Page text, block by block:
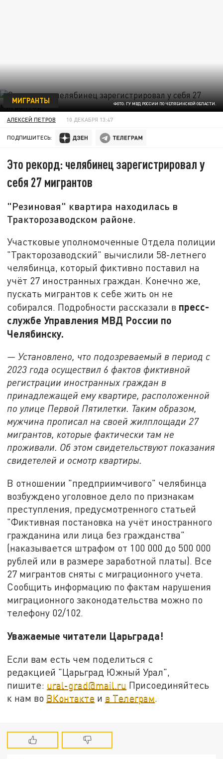
ФОТО: ГУ МВД РОССИИ ПО ЧЕЛЯБИНСКОЙ ОБЛАСТИ.
МИГРАНТЫ
АЛЕКСЕЙ ПЕТРОВ 10 ДЕКАБРЯ 13:47
ПОДПИШИТЕСЬ:
Это рекорд: челябинец зарегистрировал у
себя 27 мигрантов
"Резиновая" квартира находилась в
Тракторозаводском районе.
Участковые уполномоченные Отдела полиции
"Тракторозаводский" вычислили 58-летнего
челябинца, который фиктивно поставил на
учёт 27 иностранных граждан. Конечно же,
пускать мигрантов к себе жить он не
собирался. Подробности рассказали в пресс-
службе Управления МВД России по
Челябинску.
— Установлено, что подозреваемый в период с
2023 года осуществил 6 фактов фиктивной
регистрации иностранных граждан в
принадлежащей ему квартире, расположенной
по улице Первой Пятилетки. Таким образом,
мужчина прописал на своей жилплощади 27
мигрантов, которые фактически там не
проживали. Об этом свидетельствуют показания
свидетелей и осмотр квартиры.
В отношении "предприимчивого" челябинца
возбуждено уголовное дело по признакам
преступления, предусмотренного статьей
"Фиктивная постановка на учёт иностранного
гражданина или лица без гражданства"
(наказывается штрафом от 100 000 до 500 000
рублей или в размере заработной платы). Все
27 мигрантов сняты с миграционного учета.
Сообщить информацию по фактам нарушения
миграционного законодательства можно по
телефону 02/102.
Уважаемые читатели Царьграда!
Если вам есть чем поделиться с
редакцией "Царьград Южный Урал",
пишите: ural-grad@mail.ru Присоединяйтесь
к нам во ВКонтакте и в Телеграм